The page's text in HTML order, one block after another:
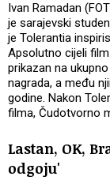
Ivan Ramadan
je sarajevski
je Tolerantia
Apsolutno cijeli
prikazan na
nagrada, a među
godine. Nakon
filma, Čudotvorno
Lastan, OK,
odgoju'